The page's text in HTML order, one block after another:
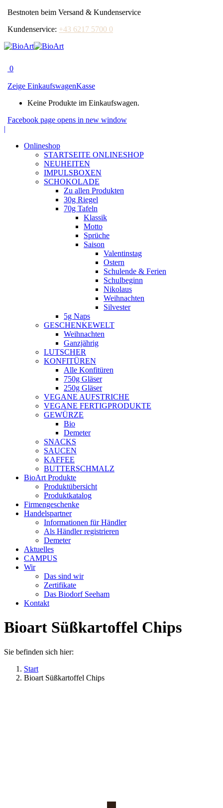
Bestnoten beim Versand & Kundenservice
Kundenservice: +43 6217 5700 0
0
Zeige EinkaufswagenKasse
Keine Produkte im Einkaufswagen.
Facebook page opens in new window
|
Onlineshop
STARTSEITE ONLINESHOP
NEUHEITEN
IMPULSBOXEN
SCHOKOLADE
Zu allen Produkten
30g Riegel
70g Tafeln
Klassik
Motto
Sprüche
Saison
Valentinstag
Ostern
Schulende & Ferien
Schulbeginn
Nikolaus
Weihnachten
Silvester
5g Naps
GESCHENKEWELT
Weihnachten
Ganzjährig
LUTSCHER
KONFITÜREN
Alle Konfitüren
750g Gläser
250g Gläser
VEGANE AUFSTRICHE
VEGANE FERTIGPRODUKTE
GEWÜRZE
Bio
Demeter
SNACKS
SAUCEN
KAFFEE
BUTTERSCHMALZ
BioArt Produkte
Produktübersicht
Produktkatalog
Firmengeschenke
Handelspartner
Informationen für Händler
Als Händler registrieren
Demeter
Aktuelles
CAMPUS
Wir
Das sind wir
Zertifikate
Das Biodorf Seeham
Kontakt
Bioart Süßkartoffel Chips
Sie befinden sich hier:
Start
Bioart Süßkartoffel Chips